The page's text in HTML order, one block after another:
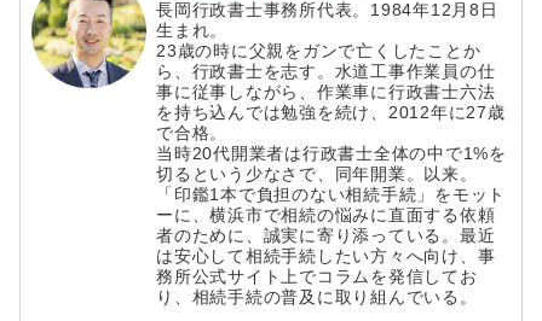
長岡行政書士事務所代表。1984年12月8日
生まれ。
23歳の時に父親をガンで亡くしたことか
ら、行政書士を志す。水道工事作業員の仕
事に従事しながら、作業車に行政書士六法
を持ち込んでは勉強を続け、2012年に27歳
で合格。
当時20代開業者は行政書士全体の中で1%を
切るという少なさで、同年開業。以来。
「印鑑1本で負担のない相続手続」をモット
ーに、横浜市で相続の悩みに直面する依頼
者のために、誠実に寄り添っている。最近
は安心して相続手続したい方々へ向け、事
務所公式サイト上でコラムを発信してお
り、相続手続の普及に取り組んでいる。